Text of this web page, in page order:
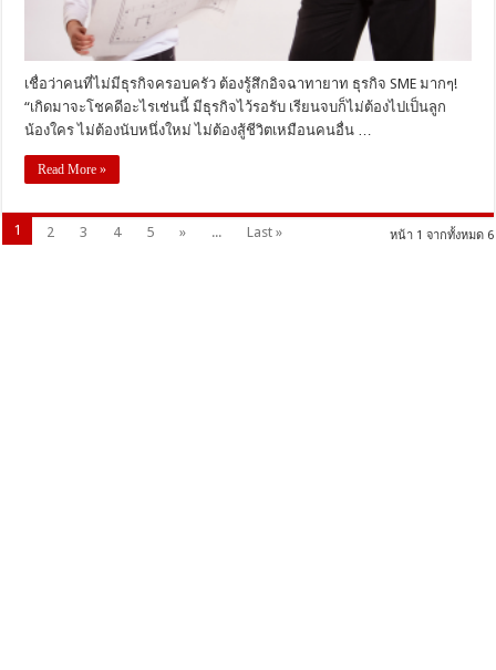
เชื่อว่าคนที่ไม่มีธุรกิจครอบครัว ต้องรู้สึกอิจฉาทายาท ธุรกิจ SME มากๆ!
“เกิดมาจะโชคดีอะไรเช่นนี้ มีธุรกิจไว้รอรับ เรียนจบก็ไม่ต้องไปเป็นลูก
น้องใคร ไม่ต้องนับหนึ่งใหม่ ไม่ต้องสู้ชีวิตเหมือนคนอื่น …
Read More »
หน้า 1 จากทั้งหมด 6
1 2 3 4 5 » ... Last »